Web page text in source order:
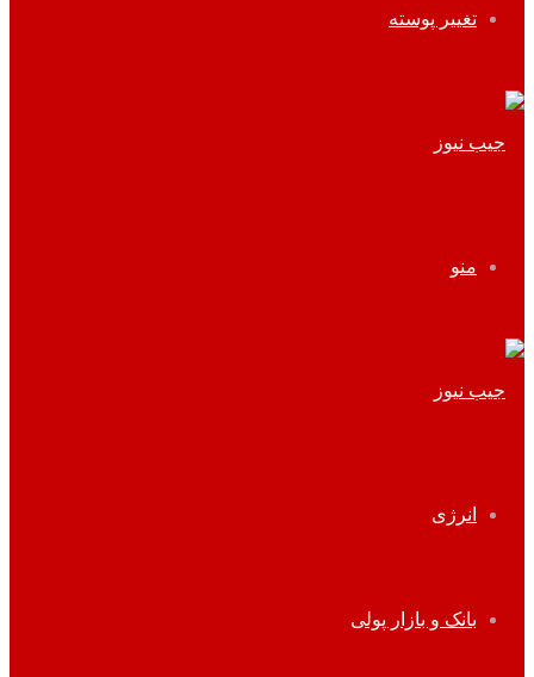
تغییر پوسته
منو
انرژی
بانک و بازار پولی